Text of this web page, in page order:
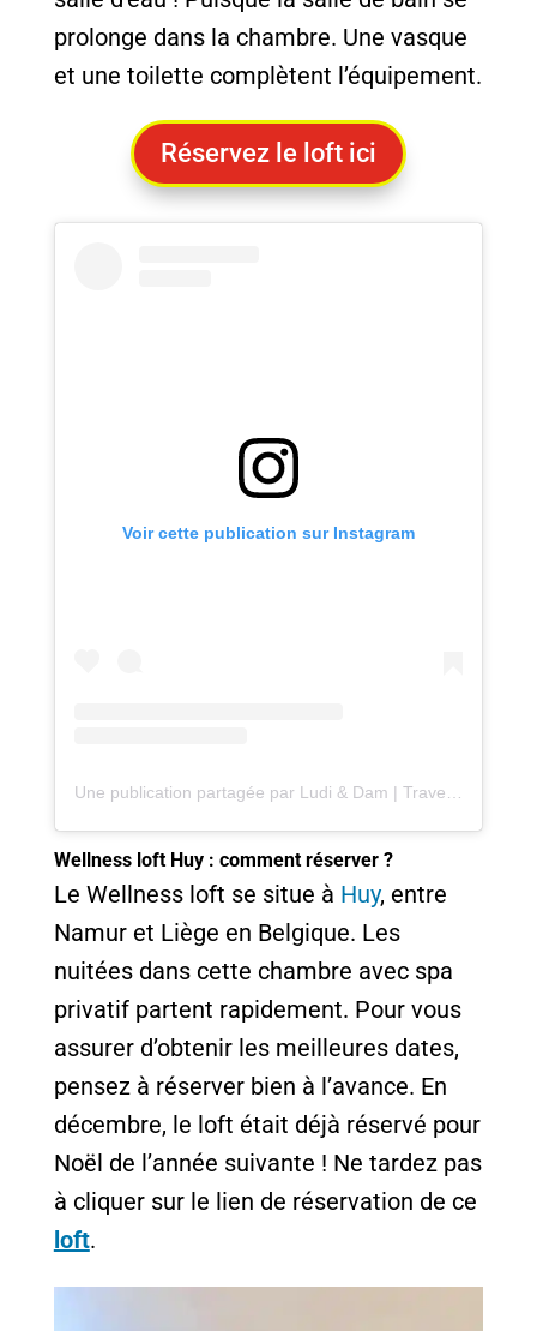
prolonge dans la chambre. Une vasque
et une toilette complètent l’équipement.
Réservez le loft ici
Voir cette publication sur Instagram
Wellness loft Huy : comment réserver ?
Le Wellness loft se situe à Huy, entre
Namur et Liège en Belgique. Les
nuitées dans cette chambre avec spa
privatif partent rapidement. Pour vous
assurer d’obtenir les meilleures dates,
pensez à réserver bien à l’avance. En
décembre, le loft était déjà réservé pour
Noël de l’année suivante ! Ne tardez pas
à cliquer sur le lien de réservation de ce
loft.